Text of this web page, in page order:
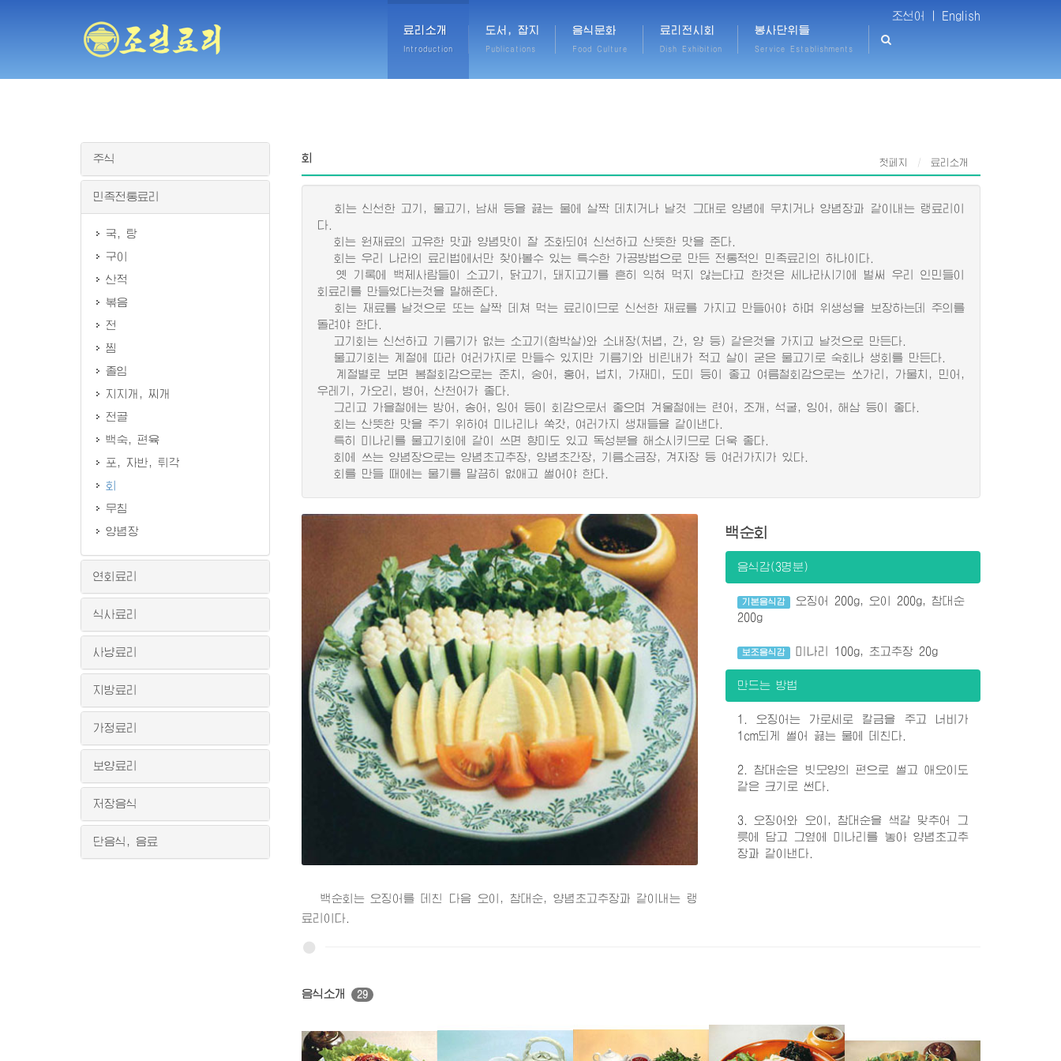
조선어 | English
료리소개
Introduction
도서, 잡지
Publications
음식문화
Food Culture
료리전시회
Dish Exhibition
봉사단위들
Service Establishments
회 첫페지 료리소개
회는 신선한 고기, 물고기, 남새 등을 끓는 물에 살짝 데치거나 날것 그대로 양념에 무치거나 양념장과 같이내는 랭료리이
다.
회는 원재료의 고유한 맛과 양념맛이 잘 조화되여 신선하고 산뜻한 맛을 준다.
회는 우리 나라의 료리법에서만 찾아볼수 있는 특수한 가공방법으로 만든 전통적인 민족료리의 하나이다.
옛 기록에 백제사람들이 소고기, 닭고기, 돼지고기를 흔히 익혀 먹지 않는다고 한것은 세나라시기에 벌써 우리 인민들이
회료리를 만들었다는것을 말해준다.
회는 재료를 날것으로 또는 살짝 데쳐 먹는 료리이므로 신선한 재료를 가지고 만들어야 하며 위생성을 보장하는데 주의를
돌려야 한다.
고기회는 신선하고 기름기가 없는 소고기(함박살)와 소내장(처녑, 간, 양 등) 같은것을 가지고 날것으로 만든다.
물고기회는 계절에 따라 여러가지로 만들수 있지만 기름기와 비린내가 적고 살이 굳은 물고기로 숙회나 생회를 만든다.
계절별로 보면 봄철회감으로는 준치, 숭어, 홍어, 넙치, 가재미, 도미 등이 좋고 여름철회감으로는 쏘가리, 가물치, 민어,
우레기, 가오리, 병어, 산천어가 좋다.
그리고 가을철에는 방어, 송어, 잉어 등이 회감으로서 좋으며 겨울철에는 련어, 조개, 석굴, 잉어, 해삼 등이 좋다.
회는 산뜻한 맛을 주기 위하여 미나리나 쑥갓, 여러가지 생채들을 같이낸다.
특히 미나리를 물고기회에 같이 쓰면 향미도 있고 독성분을 해소시키므로 더욱 좋다.
회에 쓰는 양념장으로는 양념초고추장, 양념초간장, 기름소금장, 겨자장 등 여러가지가 있다.
회를 만들 때에는 물기를 말끔히 없애고 썰어야 한다.
백순회는 오징어를 데친 다음 오이, 참대순, 양념초고추장과 같이내는 랭
료리이다.
백순회
음식감(3명분)
기본음식감
오징어 200g, 오이 200g, 참대순
200g
보조음식감 미나리 100g, 초고추장 20g
만드는 방법
1. 오징어는 가로세로 칼금을 주고 너비가
1cm되게 썰어 끓는 물에 데친다.
2. 참대순은 빗모양의 편으로 썰고 애오이도
같은 크기로 썬다.
3. 오징어와 오이, 참대순을 색갈 맞추어 그
릇에 담고 그옆에 미나리를 놓아 양념초고추
장과 같이낸다.
음식소개 29
주식
민족전통료리
국, 탕
구이
산적
볶음
전
찜
졸임
지지개, 찌개
전골
백숙, 편육
포, 자반, 튀각
회
무침
양념장
연회료리
식사료리
사냥료리
지방료리
가정료리
보양료리
저장음식
단음식, 음료